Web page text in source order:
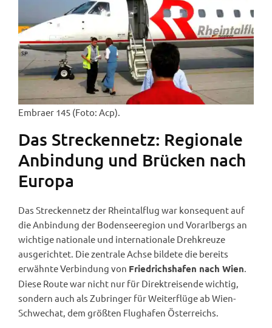
Embraer 145 (Foto: Acp).
Das Streckennetz: Regionale
Anbindung und Brücken nach
Europa
Das Streckennetz der Rheintalflug war konsequent auf
die Anbindung der Bodenseeregion und Vorarlbergs an
wichtige nationale und internationale Drehkreuze
ausgerichtet. Die zentrale Achse bildete die bereits
erwähnte Verbindung von Friedrichshafen nach Wien.
Diese Route war nicht nur für Direktreisende wichtig,
sondern auch als Zubringer für Weiterflüge ab Wien-
Schwechat, dem größten Flughafen Österreichs.